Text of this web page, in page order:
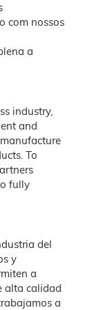
com nossos
a
industry,
and
To
fully
del
y
a
alta calidad
a